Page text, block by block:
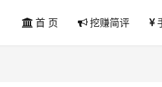
首 页 挖赚简评